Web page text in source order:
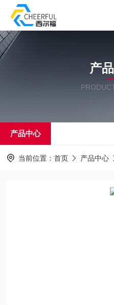
产
产品中心
当前位置： 首页 产品中心